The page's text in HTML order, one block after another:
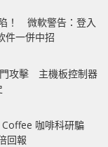
！ 微軟警告：登入
件一併中招
攻擊 主機板控制器
咖啡科研騙
回報